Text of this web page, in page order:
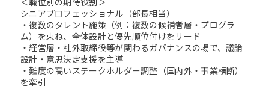
シニアプロフェッショナル（部長相当）
・複数のタレント施策（例：複数の候補者層・プログラ
ム）を束ね、全体設計と優先順位付けをリード
・経営層・社外取締役等が関わるガバナンスの場で、議論
設計・意思決定支援を主導
・難度の高いステークホルダー調整（国内外・事業横断）
を牽引